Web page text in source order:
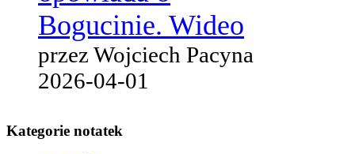
Bogucinie. Wideo
przez Wojciech Pacyna
2026-04-01
Kategorie notatek